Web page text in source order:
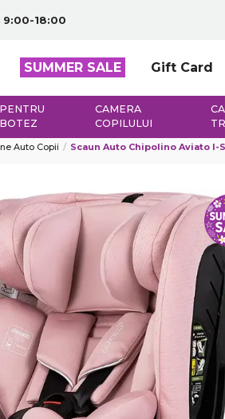
9:00-18:00
SUMMER SALE Gift Card
PENTRU
BOTEZ
CAMERA
COPILULUI
Auto Copii Scaun Auto Chipolino Aviato I-